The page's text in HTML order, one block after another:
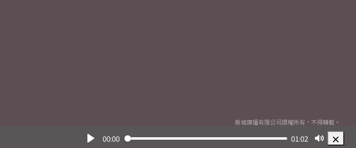
00:00 01:02
新城廣播有限公司版權所有，不得轉載。
2026© Metro Broadcast Corporation Limited. All rights reserved.